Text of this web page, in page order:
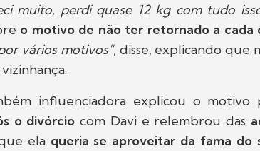
muito, perdi quase 12 kg com tudo
o motivo de não ter retornado a cada
vários motivos", disse, explicando que
influenciadora explicou o motivo
o divórcio com Davi e relembrou das
ela queria se aproveitar da fama do